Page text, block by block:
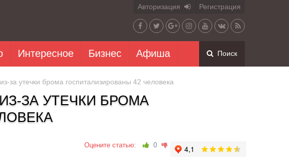
Авторизация Регистрация
Интересное Бизнес Афиша Поиск
за утечки брома госпитализированы 42 человека
ЗА УТЕЧКИ БРОМА
Оцените статью: 0